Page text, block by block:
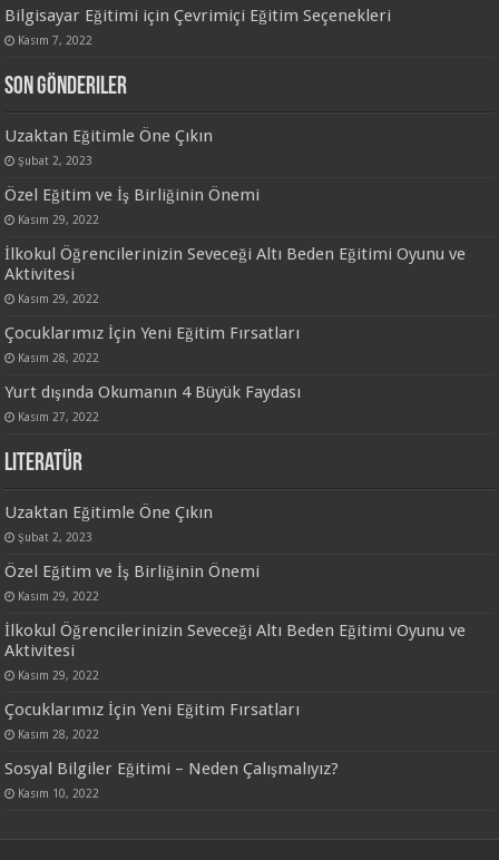
Bilgisayar Eğitimi için Çevrimiçi Eğitim Seçenekleri
Kasım 7, 2022
Son Gönderiler
Uzaktan Eğitimle Öne Çıkın
Şubat 2, 2023
Özel Eğitim ve İş Birliğinin Önemi
Kasım 29, 2022
İlkokul Öğrencilerinizin Seveceği Altı Beden Eğitimi Oyunu ve
Aktivitesi
Kasım 29, 2022
Çocuklarımız İçin Yeni Eğitim Fırsatları
Kasım 28, 2022
Yurt dışında Okumanın 4 Büyük Faydası
Kasım 27, 2022
Literatür
Uzaktan Eğitimle Öne Çıkın
Şubat 2, 2023
Özel Eğitim ve İş Birliğinin Önemi
Kasım 29, 2022
İlkokul Öğrencilerinizin Seveceği Altı Beden Eğitimi Oyunu ve
Aktivitesi
Kasım 29, 2022
Çocuklarımız İçin Yeni Eğitim Fırsatları
Kasım 28, 2022
Sosyal Bilgiler Eğitimi – Neden Çalışmalıyız?
Kasım 10, 2022